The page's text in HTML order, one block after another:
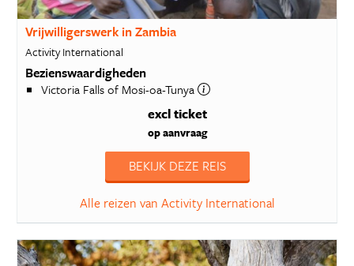
Vrijwilligerswerk in Zambia
Activity International
Bezienswaardigheden
Victoria Falls of Mosi-oa-Tunya
excl ticket
op aanvraag
BEKIJK DEZE REIS
Alle reizen van Activity International